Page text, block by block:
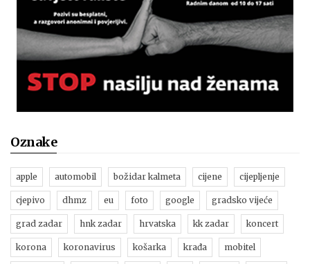
Oznake
apple automobil božidar kalmeta cijene cijepljenje
cjepivo dhmz eu foto google gradsko vijeće
grad zadar hnk zadar hrvatska kk zadar koncert
korona koronavirus košarka krađa mobitel